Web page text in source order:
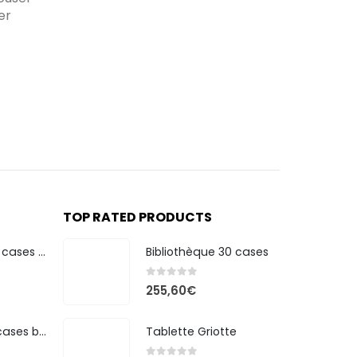
Bibliothèque 20 cases bicolore
Bibliothèque 7 cases bicolore
TOP RATED PRODUCTS
Bibliothèque 30 cases
0out of 5
255,60€
Tablette Griotte